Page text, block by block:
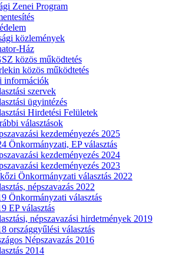
Zenei Program
közlemények
Ház
közös működtetés
közös működtetés
információk
szervek
ügyintézés
Hirdetési Felületek
választások
kezdeményezés 2025
Önkormányzati, EP választás
kezdeményezés 2024
kezdeményezés 2023
Önkormányzati választás 2022
népszavazás 2022
Önkormányzati választás
EP választás
népszavazási hirdetmények 2019
országgyűlési választás
Népszavazás 2016
2014